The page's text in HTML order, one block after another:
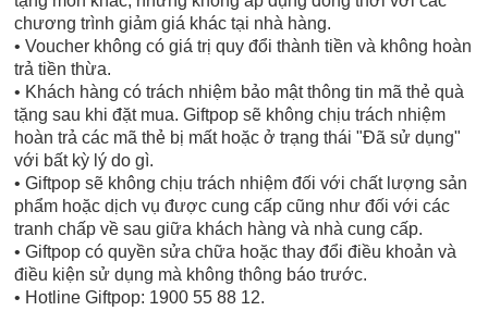
chương trình giảm giá khác tại nhà hàng.
• Voucher không có giá trị quy đổi thành tiền và không hoàn
trả tiền thừa.
• Khách hàng có trách nhiệm bảo mật thông tin mã thẻ quà
tặng sau khi đặt mua. Giftpop sẽ không chịu trách nhiệm
hoàn trả các mã thẻ bị mất hoặc ở trạng thái "Đã sử dụng"
với bất kỳ lý do gì.
• Giftpop sẽ không chịu trách nhiệm đối với chất lượng sản
phẩm hoặc dịch vụ được cung cấp cũng như đối với các
tranh chấp về sau giữa khách hàng và nhà cung cấp.
• Giftpop có quyền sửa chữa hoặc thay đổi điều khoản và
điều kiện sử dụng mà không thông báo trước.
• Hotline Giftpop: 1900 55 88 12.